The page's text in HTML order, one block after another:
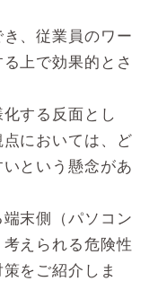
、従業員のワー
上で効果的とさ
する反面とし
においては、ど
という懸念があ
末側（パソコン
えられる危険性
をご紹介しま